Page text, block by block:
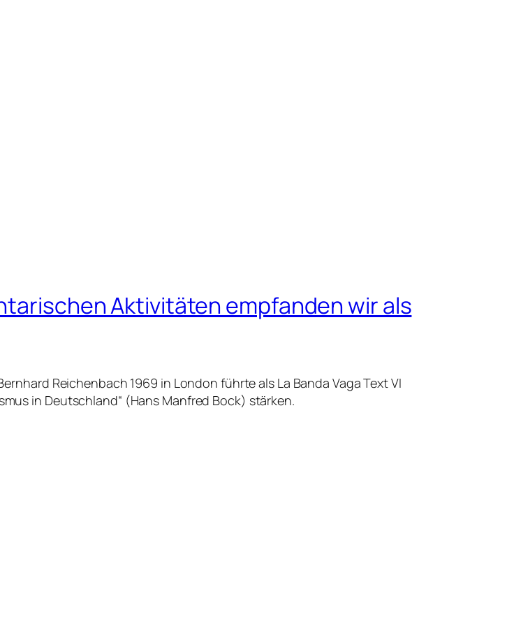
Aktivitäten empfanden wir als
Reichenbach 1969 in London führte als La Banda Vaga Text VI
in Deutschland“ (Hans Manfred Bock) stärken.